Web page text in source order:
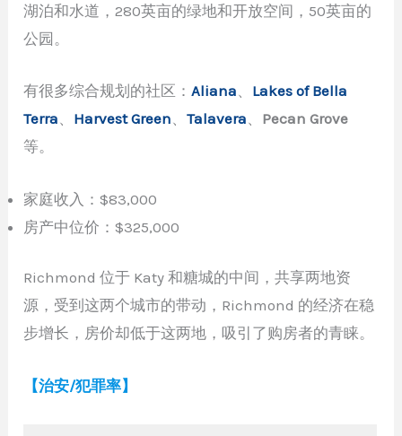
湖泊和水道，280英亩的绿地和开放空间，50英亩的
公园。
有很多综合规划的社区：Aliana、 Lakes of Bella
Terra、 Harvest Green、Talavera、 Pecan Grove
等。
家庭收入：$83,000
房产中位价：$325,000
Richmond 位于 Katy 和糖城的中间，共享两地资
源，受到这两个城市的带动，Richmond 的经济在稳
步增长，房价却低于这两地，吸引了购房者的青睐。
【治安/犯罪率】